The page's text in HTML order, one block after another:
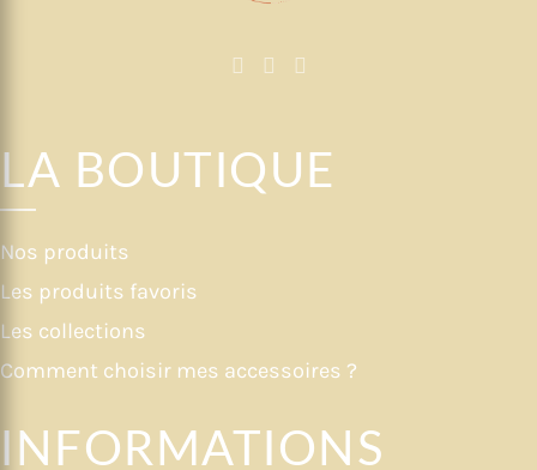
LA BOUTIQUE
Nos produits
Les produits favoris
Les collections
Comment choisir mes accessoires ?
INFORMATIONS